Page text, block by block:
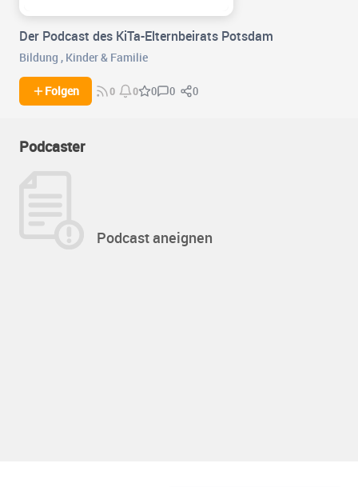
Der Podcast des KiTa-Elternbeirats Potsdam
Bildung , Kinder & Familie
Folgen 0 0 0 0 0
Podcaster
Podcast aneignen